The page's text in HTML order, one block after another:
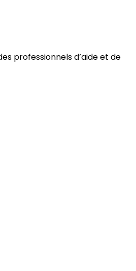
professionnels d’aide et de